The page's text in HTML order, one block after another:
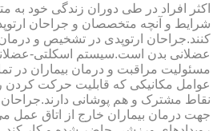
اکثر افراد در طی دوران زندگی خود به
شرایط و آنچه متخصصان و جراحان
کنند.جراحان ارتوپدی در تشخیص و
عضلانی بدن است.سیستم اسکلتی-
مسئولیت مراقبت و درمان بیماران در
عوامل مکانیکی که قابلیت حرکت
نقاط مشترک و هم پوشانی
جهت درمان بیماران خارج از اتاق